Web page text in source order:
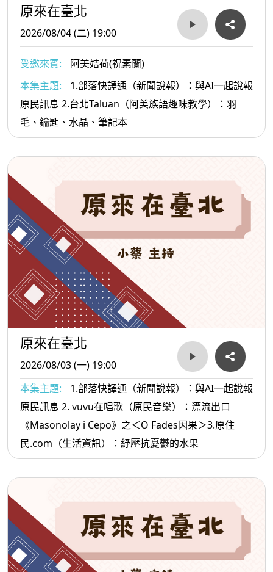
原來在臺北
2026/08/04 (二) 19:00
受邀來賓:
阿美姞荷(祝素蘭)
本集主題:
1.部落快譯通（新聞說報）：與AI一起說報
原民訊息 2.台北Taluan（阿美族語趣味教學）：羽
毛、鑰匙、水晶、筆記本
原來在臺北
2026/08/03 (一) 19:00
本集主題:
1.部落快譯通（新聞說報）：與AI一起說報
原民訊息 2. vuvu在唱歌（原民音樂）：漂流出口
《Masonolay i Cepo》之＜O Fades因果＞3.原住
民.com（生活資訊）：紓壓抗憂鬱的水果